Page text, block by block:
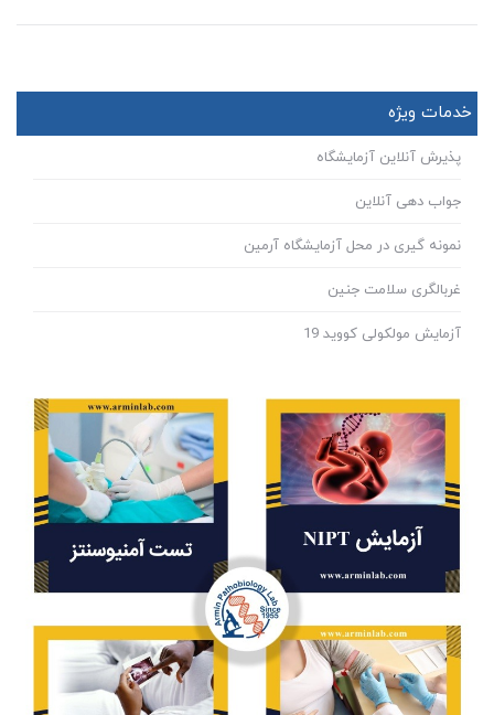
خدمات ویژه
پذیرش آنلاین آزمایشگاه
جواب دهی آنلاین
نمونه گیری در محل آزمایشگاه آرمین
غربالگری سلامت جنین
آزمایش مولکولی کووید 19